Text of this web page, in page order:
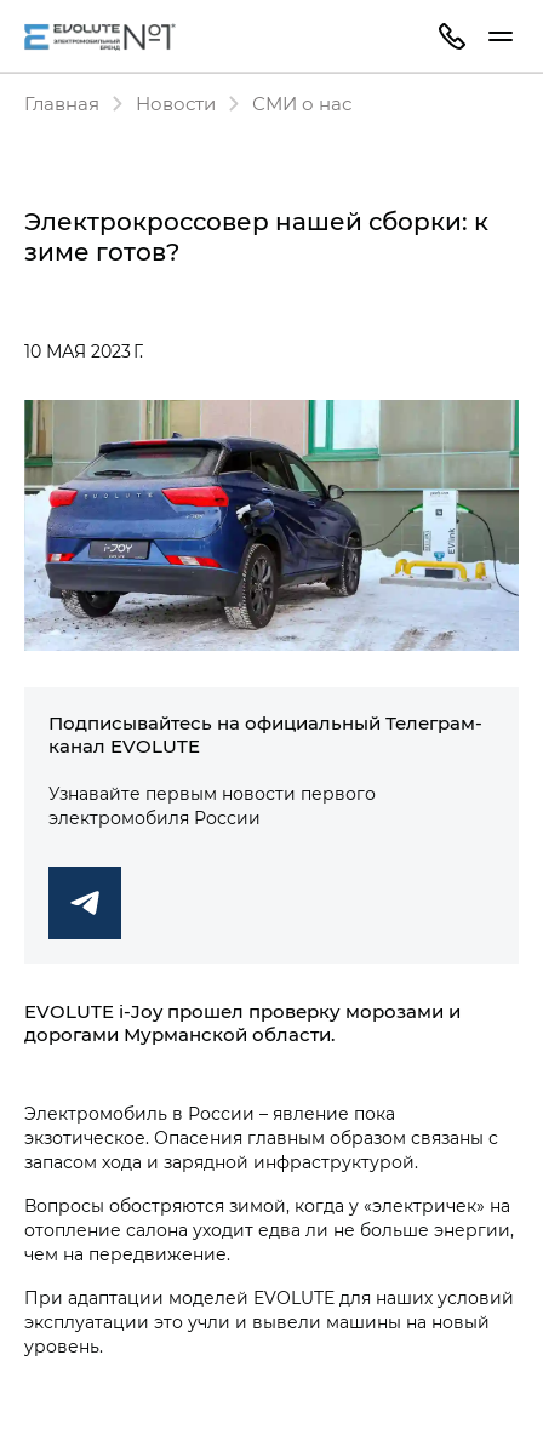
Главная Новости СМИ о нас
Электрокроссовер нашей сборки: к
зиме готов?
10 МАЯ 2023 Г.
Подписывайтесь на официальный Телеграм-
канал EVOLUTE
Узнавайте первым новости первого
электромобиля России
EVOLUTE i‑Joy прошел проверку морозами и
дорогами Мурманской области.
Электромобиль в России – явление пока
экзотическое. Опасения главным образом связаны с
запасом хода и зарядной инфраструктурой.
Вопросы обостряются зимой, когда у «электричек» на
отопление салона уходит едва ли не больше энергии,
чем на передвижение.
При адаптации моделей EVOLUTE для наших условий
эксплуатации это учли и вывели машины на новый
уровень.